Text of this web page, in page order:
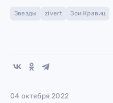
Звезды zivert Зои Кравиц
04 октября 2022